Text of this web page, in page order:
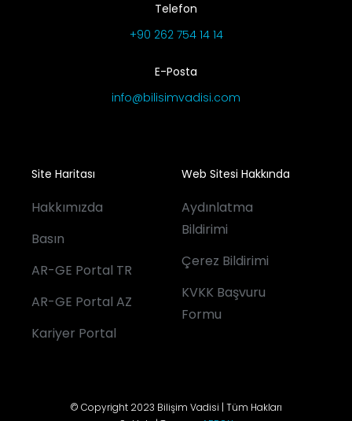
Telefon
+90 262 754 14 14
E-Posta
info@bilisimvadisi.com
Site Haritası
Hakkımızda
Basın
AR-GE Portal TR
AR-GE Portal AZ
Kariyer Portal
Web Sitesi Hakkında
Aydınlatma
Bildirimi
Çerez Bildirimi
KVKK Başvuru
Formu
© Copyright 2023 Bilişim Vadisi | Tüm Hakları